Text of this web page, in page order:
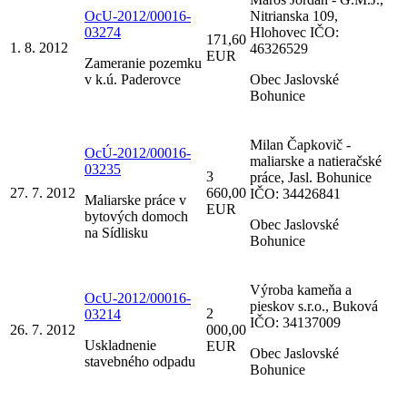
1. 8. 2012
OcU-2012/00016-
03274
Zameranie pozemku
v k.ú. Paderovce
171,60
EUR
Nitrianska 109,
Hlohovec IČO:
46326529
Obec Jaslovské
Bohunice
27. 7. 2012
OcÚ-2012/00016-
03235
Maliarske práce v
bytových domoch
na Sídlisku
3
660,00
EUR
Milan Čapkovič -
maliarske a natieračské
práce, Jasl. Bohunice
IČO: 34426841
Obec Jaslovské
Bohunice
26. 7. 2012
OcU-2012/00016-
03214
Uskladnenie
stavebného odpadu
2
000,00
EUR
Výroba kameňa a
pieskov s.r.o., Buková
IČO: 34137009
Obec Jaslovské
Bohunice